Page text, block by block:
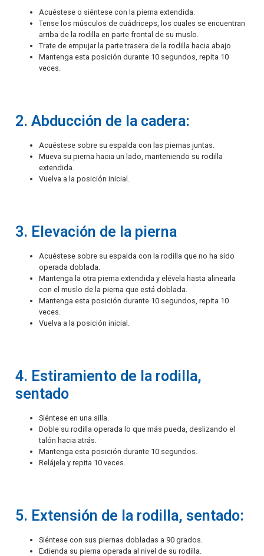
Acuéstese o siéntese con la pierna extendida.
Tense los músculos de cuádriceps, los cuales se encuentran
arriba de la rodilla en parte frontal de su muslo.
Trate de empujar la parte trasera de la rodilla hacia abajo.
Mantenga esta posición durante 10 segundos, repita 10
veces.
2. Abducción de la cadera:
Acuéstese sobre su espalda con las piernas juntas.
Mueva su pierna hacia un lado, manteniendo su rodilla
extendida.
Vuelva a la posición inicial.
3. Elevación de la pierna
Acuéstese sobre su espalda con la rodilla que no ha sido
operada doblada.
Mantenga la otra pierna extendida y elévela hasta alinearla
con el muslo de la pierna que está doblada.
Mantenga esta posición durante 10 segundos, repita 10
veces.
Vuelva a la posición inicial.
4. Estiramiento de la rodilla,
sentado
Siéntese en una silla.
Doble su rodilla operada lo que más pueda, deslizando el
talón hacia atrás.
Mantenga esta posición durante 10 segundos.
Relájela y repita 10 veces.
5. Extensión de la rodilla, sentado:
Siéntese con sus piernas dobladas a 90 grados.
Extienda su pierna operada al nivel de su rodilla.